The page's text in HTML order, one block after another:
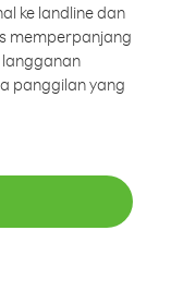
ke landline dan
memperpanjang
panggilan yang